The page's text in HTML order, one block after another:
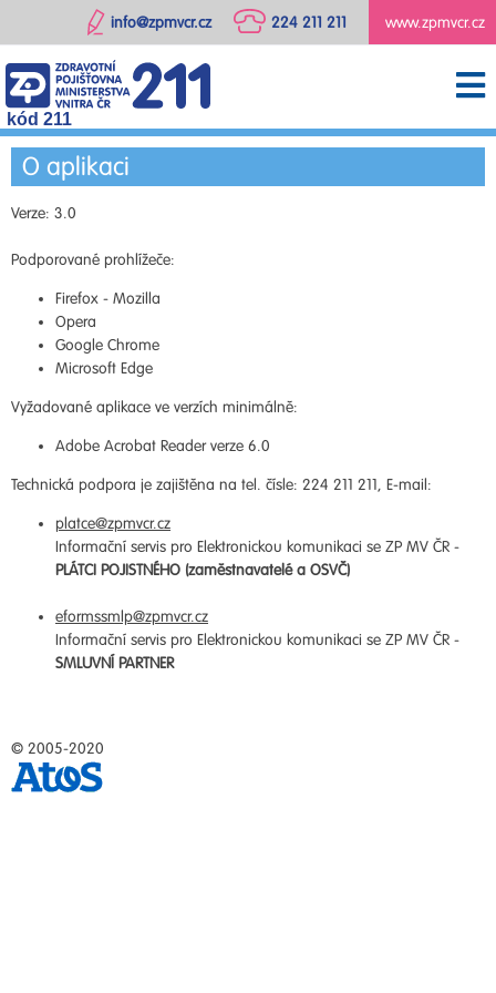
www.zpmvcr.cz
224 211 211
info@zpmvcr.cz
kód 211
O aplikaci
Verze: 3.0
Podporované prohlížeče:
Firefox - Mozilla
Opera
Google Chrome
Microsoft Edge
Vyžadované aplikace ve verzích minimálně:
Adobe Acrobat Reader verze 6.0
Technická podpora je zajištěna na tel. čísle: 224 211 211, E-mail:
platce@zpmvcr.cz
Informační servis pro Elektronickou komunikaci se ZP MV ČR -
PLÁTCI POJISTNÉHO (zaměstnavatelé a OSVČ)
eformssmlp@zpmvcr.cz
Informační servis pro Elektronickou komunikaci se ZP MV ČR -
SMLUVNÍ PARTNER
© 2005-2020